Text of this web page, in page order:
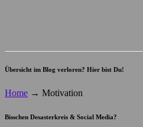
Übersicht im Blog verloren? Hier bist Du!
Home → Motivation
Bisschen Desasterkreis & Social Media?